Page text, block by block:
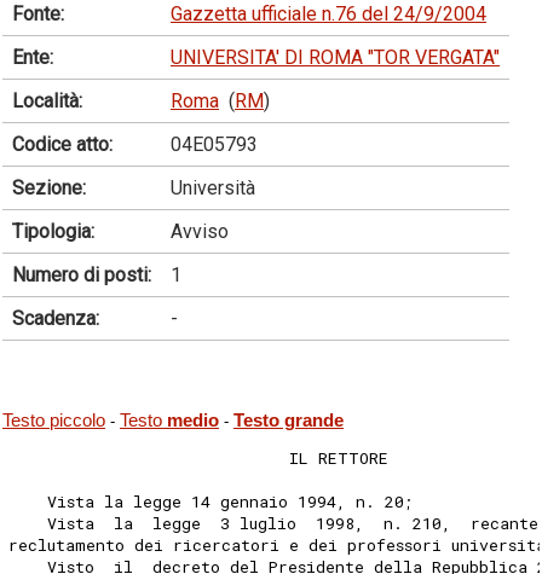
Fonte:
Gazzetta ufficiale n.76 del 24/9/2004
Ente:
UNIVERSITA' DI ROMA "TOR VERGATA"
Località:
Roma (RM)
Codice atto:
04E05793
Sezione:
Università
Tipologia:
Avviso
Numero di posti:
1
Scadenza:
-
Testo piccolo - Testo medio - Testo grande
                             IL RETTORE
    Vista la legge 14 gennaio 1994, n. 20;
Vista  la  legge  3 luglio  1998,  n. 210,
reclutamento dei ricercatori e dei professori
Visto  il  decreto del Presidente della Repubblica